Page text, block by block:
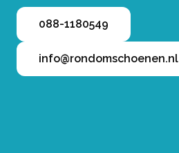
088-1180549
info@rondomschoenen.nl